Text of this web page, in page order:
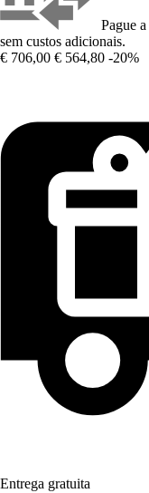
Pague
sem custos adicionais.
€ 706,00 € 564,80 -20%
Entrega gratuita